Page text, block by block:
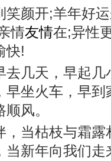
颜开;羊年好运
情友情在;异性
快!
几天，早起几
早坐火车，早
风。
当枯枝与霜露
当新年向我们